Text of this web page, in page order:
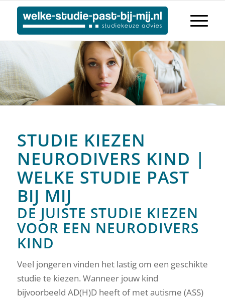
STUDIE KIEZEN
NEURODIVERS KIND |
WELKE STUDIE PAST
BIJ MIJ
DE JUISTE STUDIE KIEZEN
VOOR EEN NEURODIVERS
KIND
Veel jongeren vinden het lastig om een geschikte
studie te kiezen. Wanneer jouw kind
bijvoorbeeld AD(H)D heeft of met autisme (ASS)